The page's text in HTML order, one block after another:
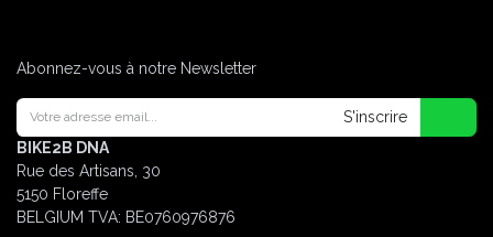
Abonnez-vous à notre Newsletter
S'inscrire
BIKE2B DNA
Rue des Artisans, 30
5150 Floreffe
BELGIUM TVA: BE0760976876